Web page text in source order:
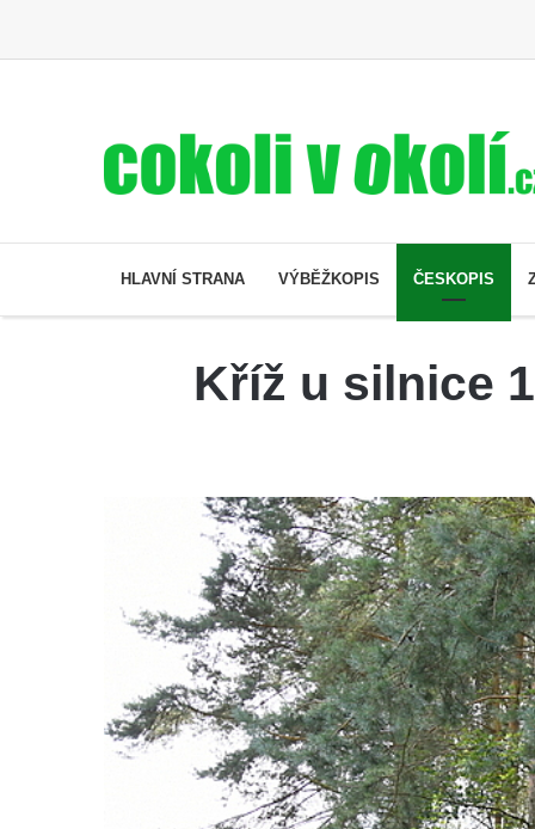
HLAVNÍ STRANA VÝBĚŽKOPIS ČESKOPIS
Kříž u silnice